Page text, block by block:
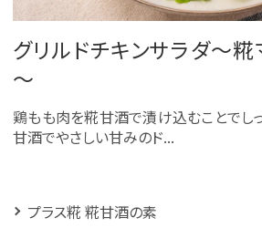
グリルドチキンサラダ～
～
鶏もも肉を糀甘酒で漬け込むことでし
甘酒でやさしい甘みのド...
プラス糀 糀甘酒の素